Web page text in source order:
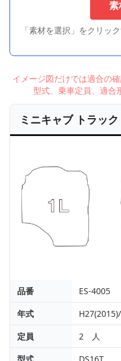
素
「素材を選択」をクリッ
イメージ図だけでは適合の
型式、乗車定員、適合
ミニキャブ トラック
品番
ES-4005
年式
定員
2 人